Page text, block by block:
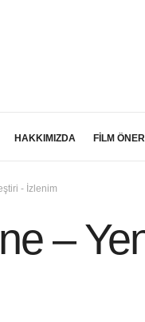
HAKKIMIZDA FİLM
- İzlenim
–